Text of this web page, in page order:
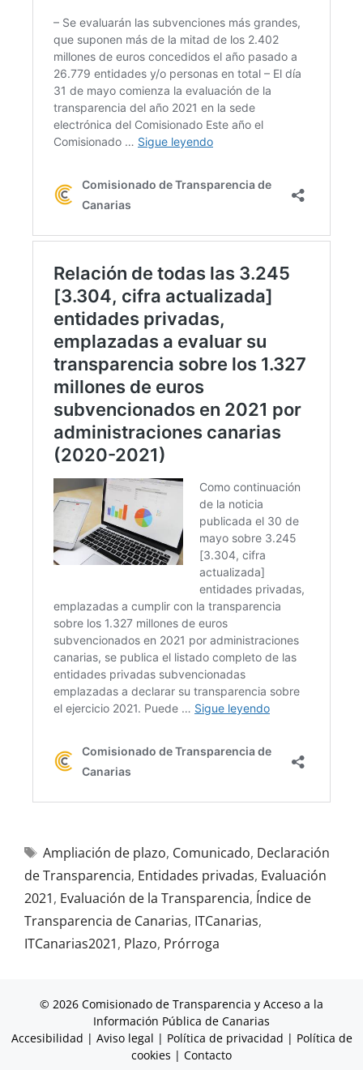
Ampliación de plazo, Comunicado, Declaración
de Transparencia, Entidades privadas, Evaluación
2021, Evaluación de la Transparencia, Índice de
Transparencia de Canarias, ITCanarias,
ITCanarias2021, Plazo, Prórroga
© 2026 Comisionado de Transparencia y Acceso a la
Información Pública de Canarias
Accesibilidad | Aviso legal | Política de privacidad | Política de
cookies | Contacto